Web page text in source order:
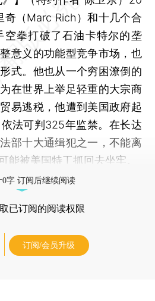
奇（Marc Rich）和十几个合
空拳打破了石油卡特尔的垄
意义的功能型竞争市场，也
式。他也从一个穷困潦倒的
在世界上举足轻重的大宗商
易逃税，他遭到美国政府起
法可判325年监禁。在长达
部十大通缉犯之一，不能离
能被美国特工抓回去坐牢。
0字 订阅后继续阅读
已订阅的阅读权限
订阅/会员升级